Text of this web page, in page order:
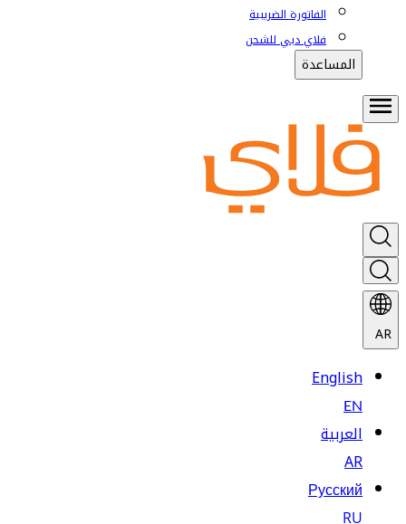
الفاتورة الضريبية
فلاي دبي للشحن
المساعدة
AR
English
EN
العربية
AR
Русский
RU